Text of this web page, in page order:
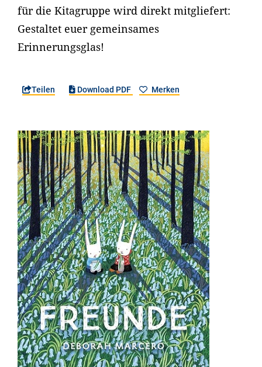
für die Kitagruppe wird direkt mitgliefert:
Gestaltet euer gemeinsames
Erinnerungsglas!
Teilen Download PDF Merken